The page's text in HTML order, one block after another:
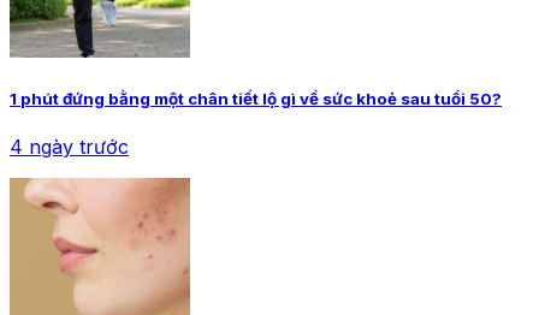
1 phút đứng bằng một chân tiết lộ gì về sức khoẻ sau tuổi 50?
4 ngày trước